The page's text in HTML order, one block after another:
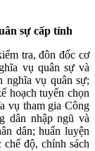
sự cấp tỉnh
tra, đôn đốc cơ
vụ quân sự và
nghĩa vụ quân sự;
hoạch tuyển chọn
vụ tham gia Công
dân nhập ngũ và
dân; huấn luyện
độ, chính sách